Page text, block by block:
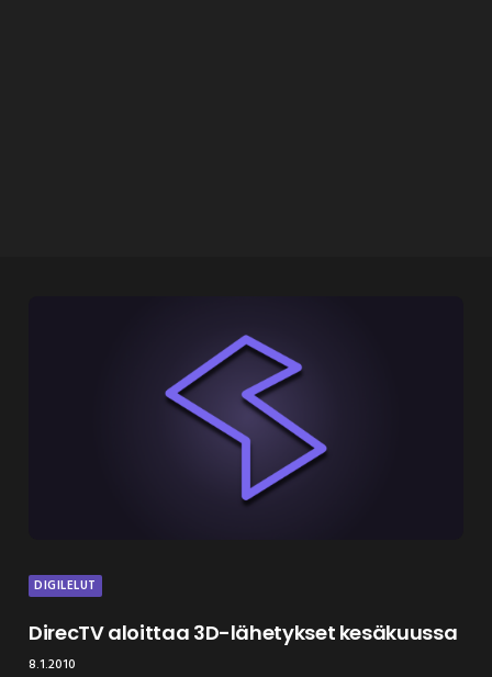
DIGILELUT
DirecTV aloittaa 3D-lähetykset kesäkuussa
8.1.2010